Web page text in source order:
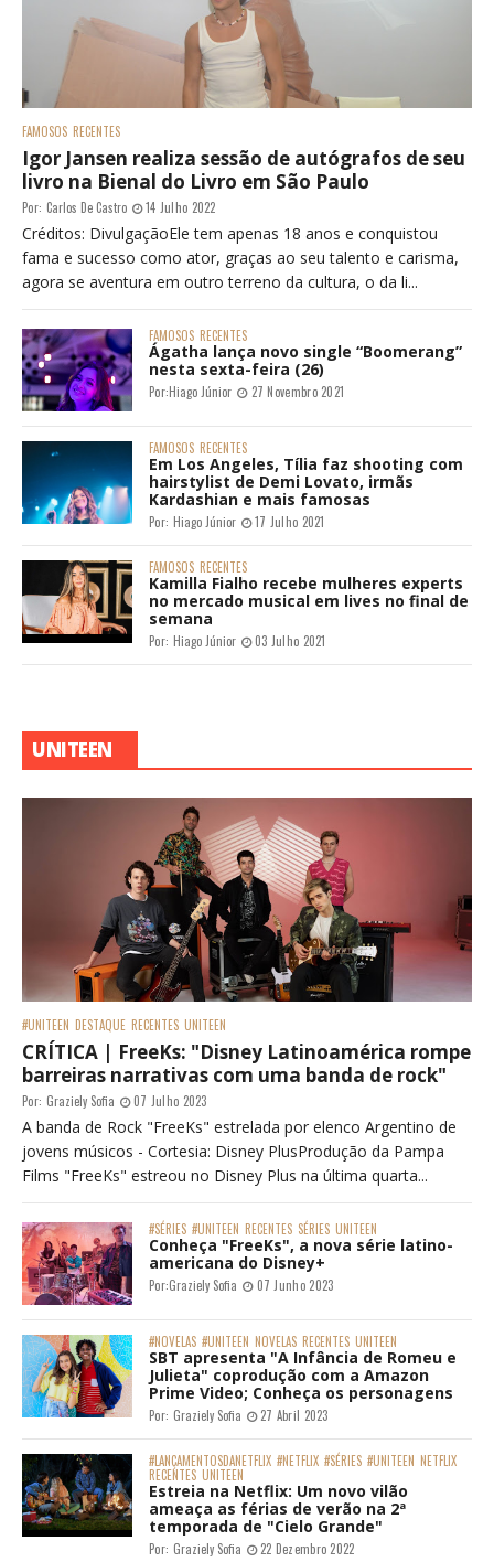
FAMOSOS RECENTES
Igor Jansen realiza sessão de autógrafos de seu
livro na Bienal do Livro em São Paulo
Por: Carlos De Castro 14 Julho 2022
Créditos: DivulgaçãoEle tem apenas 18 anos e conquistou
fama e sucesso como ator, graças ao seu talento e carisma,
agora se aventura em outro terreno da cultura, o da li...
FAMOSOS RECENTES
Ágatha lança novo single “Boomerang”
nesta sexta-feira (26)
Por:Hiago Júnior 27 Novembro 2021
FAMOSOS RECENTES
Em Los Angeles, Tília faz shooting com
hairstylist de Demi Lovato, irmãs
Kardashian e mais famosas
Por: Hiago Júnior 17 Julho 2021
FAMOSOS RECENTES
Kamilla Fialho recebe mulheres experts
no mercado musical em lives no final de
semana
Por: Hiago Júnior 03 Julho 2021
UNITEEN
#UNITEEN DESTAQUE RECENTES UNITEEN
CRÍTICA | FreeKs: "Disney Latinoamérica rompe
barreiras narrativas com uma banda de rock"
Por: Graziely Sofia 07 Julho 2023
A banda de Rock "FreeKs" estrelada por elenco Argentino de
jovens músicos - Cortesia: Disney PlusProdução da Pampa
Films "FreeKs" estreou no Disney Plus na última quarta...
#SÉRIES #UNITEEN RECENTES SÉRIES UNITEEN
Conheça "FreeKs", a nova série latino-
americana do Disney+
Por:Graziely Sofia 07 Junho 2023
#NOVELAS #UNITEEN NOVELAS RECENTES UNITEEN
SBT apresenta "A Infância de Romeu e
Julieta" coprodução com a Amazon
Prime Video; Conheça os personagens
Por: Graziely Sofia 27 Abril 2023
#LANÇAMENTOSDANETFLIX #NETFLIX #SÉRIES #UNITEEN NETFLIX
RECENTES UNITEEN
Estreia na Netflix: Um novo vilão
ameaça as férias de verão na 2ª
temporada de "Cielo Grande"
Por: Graziely Sofia 22 Dezembro 2022